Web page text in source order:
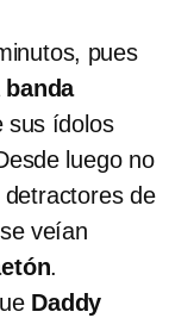
pues
banda
sus ídolos
luego no
de
veían
.
Daddy